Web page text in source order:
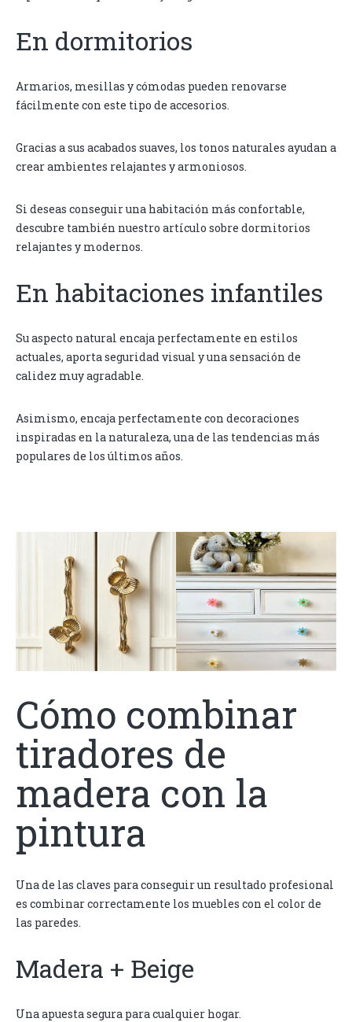
En dormitorios
Armarios, mesillas y cómodas pueden renovarse
fácilmente con este tipo de accesorios.
Gracias a sus acabados suaves, los tonos naturales ayudan a
crear ambientes relajantes y armoniosos.
Si deseas conseguir una habitación más confortable,
descubre también nuestro artículo sobre dormitorios
relajantes y modernos.
En habitaciones infantiles
Su aspecto natural encaja perfectamente en estilos
actuales, aporta seguridad visual y una sensación de
calidez muy agradable.
Asimismo, encaja perfectamente con decoraciones
inspiradas en la naturaleza, una de las tendencias más
populares de los últimos años.
Cómo combinar
tiradores de
madera con la
pintura
Una de las claves para conseguir un resultado profesional
es combinar correctamente los muebles con el color de
las paredes.
Madera + Beige
Una apuesta segura para cualquier hogar.